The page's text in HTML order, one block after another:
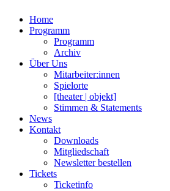
Home
Programm
Programm
Archiv
Über Uns
Mitarbeiter:innen
Spielorte
[theater | objekt]
Stimmen & Statements
News
Kontakt
Downloads
Mitgliedschaft
Newsletter bestellen
Tickets
Ticketinfo